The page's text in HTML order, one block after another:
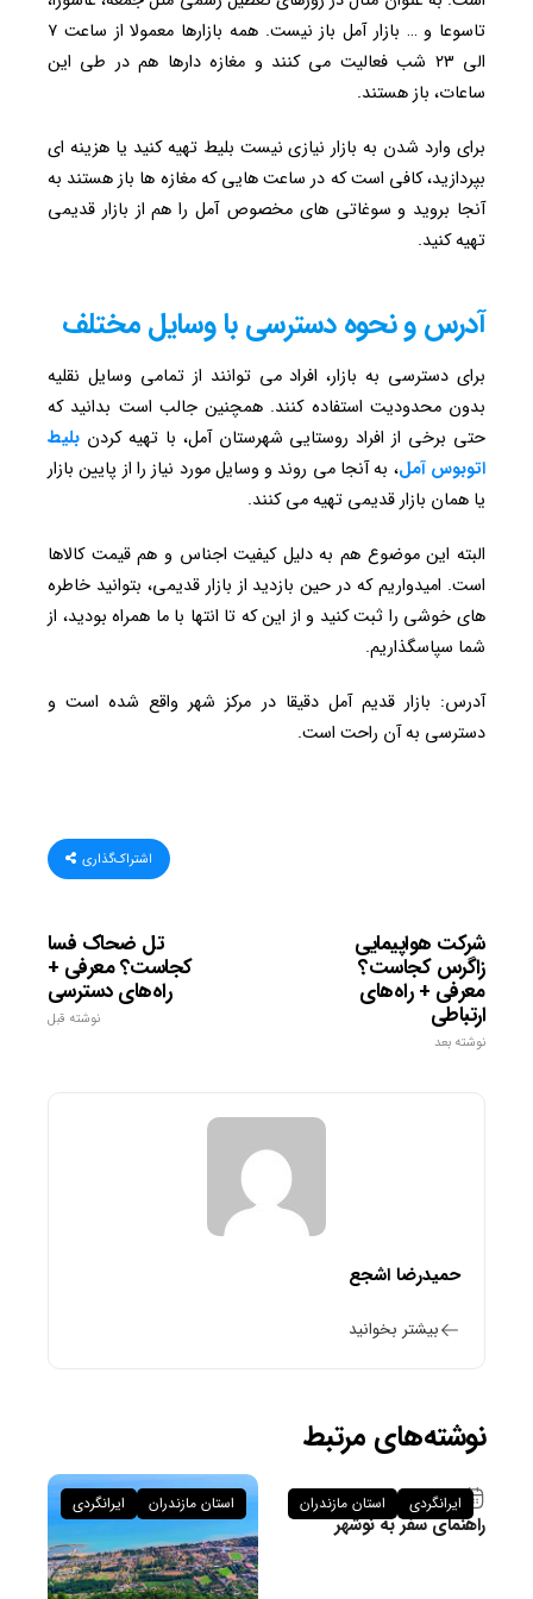
تاسوعا و … بازار آمل باز نیست. همه بازارها معمولا از ساعت ۷
الی ۲۳ شب فعالیت می کنند و مغازه دارها هم در طی این
ساعات، باز هستند.
برای وارد شدن به بازار نیازی نیست بلیط تهیه کنید یا هزینه ای
بپردازید، کافی است که در ساعت هایی که مغازه ها باز هستند به
آنجا بروید و سوغاتی های مخصوص آمل را هم از بازار قدیمی
تهیه کنید.
آدرس و نحوه دسترسی با وسایل مختلف
برای دسترسی به بازار، افراد می توانند از تمامی وسایل نقلیه
بدون محدودیت استفاده کنند. همچنین جالب است بدانید که
حتی برخی از افراد روستایی شهرستان آمل، با تهیه کردن بلیط
اتوبوس آمل، به آنجا می روند و وسایل مورد نیاز را از پایین بازار
یا همان بازار قدیمی تهیه می کنند.
البته این موضوع هم به دلیل کیفیت اجناس و هم قیمت کالاها
است. امیدواریم که در حین بازدید از بازار قدیمی، بتوانید خاطره
های خوشی را ثبت کنید و از این که تا انتها با ما همراه بودید، از
شما سپاسگذاریم.
آدرس: بازار قدیم آمل دقیقا در مرکز شهر واقع شده است و
دسترسی به آن راحت است.
اشتراک‌گذاری
تل ضحاک فسا
کجاست؟ معرفی +
راه‌های دسترسی
نوشته قبل
شرکت هواپیمایی
زاگرس کجاست؟
معرفی + راه‌های
ارتباطی
نوشته بعد
حمیدرضا اشجع
بیشتر بخوانید
نوشته‌های مرتبط
۲۶ فروردین ۱۴۰۵
راهنمای سفر به نوشهر
ایرانگردی استان مازندران استان مازندران ایرانگردی